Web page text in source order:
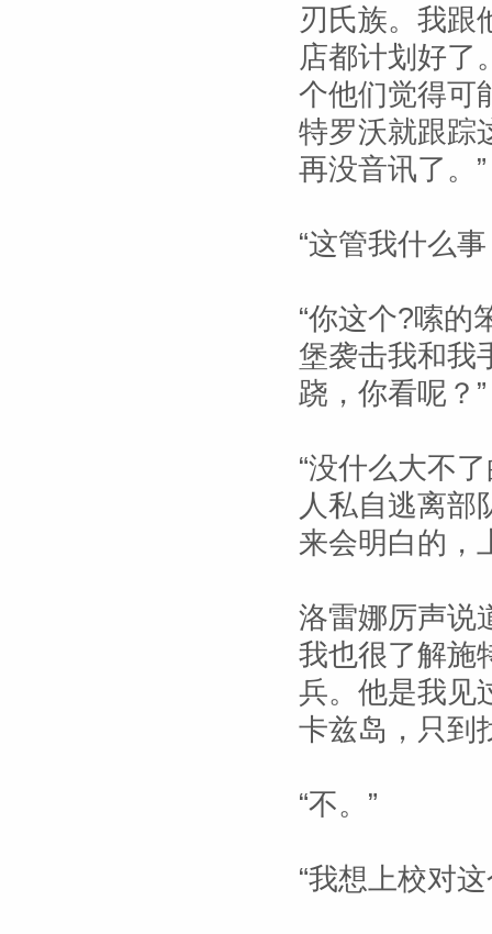
刃氏族。我跟
店都计划好了
个他们觉得可
特罗沃就跟踪
再没音讯了。”
“这管我什么
“你这个?嗦的
堡袭击我和我
跷，你看呢？”
“没什么大不
人私自逃离部
来会明白的，
洛雷娜厉声说
我也很了解施
兵。他是我见
卡兹岛，只到
“不。”
“我想上校对